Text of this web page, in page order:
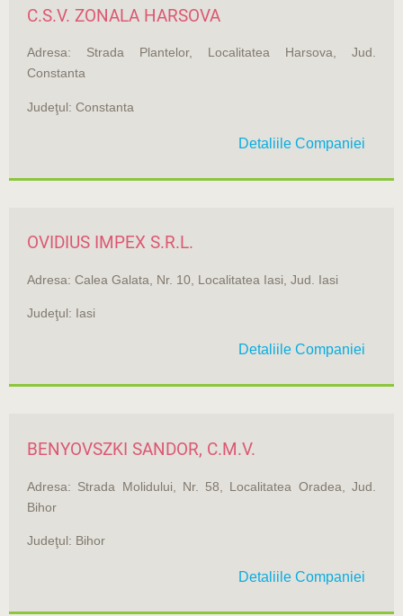
C.S.V. ZONALA HARSOVA
Adresa: Strada Plantelor, Localitatea Harsova, Jud.
Constanta
Judeţul: Constanta
Detaliile Companiei
OVIDIUS IMPEX S.R.L.
Adresa: Calea Galata, Nr. 10, Localitatea Iasi, Jud. Iasi
Judeţul: Iasi
Detaliile Companiei
BENYOVSZKI SANDOR, C.M.V.
Adresa: Strada Molidului, Nr. 58, Localitatea Oradea, Jud.
Bihor
Judeţul: Bihor
Detaliile Companiei